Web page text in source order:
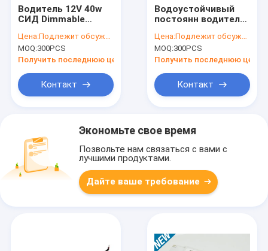
Водитель 12V 40w
СИД Dimmable
Цена:Подлежит обсуждению
MOQ:300PCS
Получить последнюю цену
Контакт
Водоустойчивый
постоянн водитель
Dimmable
напряжения тока
Цена:Подлежит обсуждению
MOQ:300PCS
Получить последнюю цену
Контакт
Экономьте свое время
Позвольте нам связаться с вами с
лучшими продуктами.
Дайте ваше требование